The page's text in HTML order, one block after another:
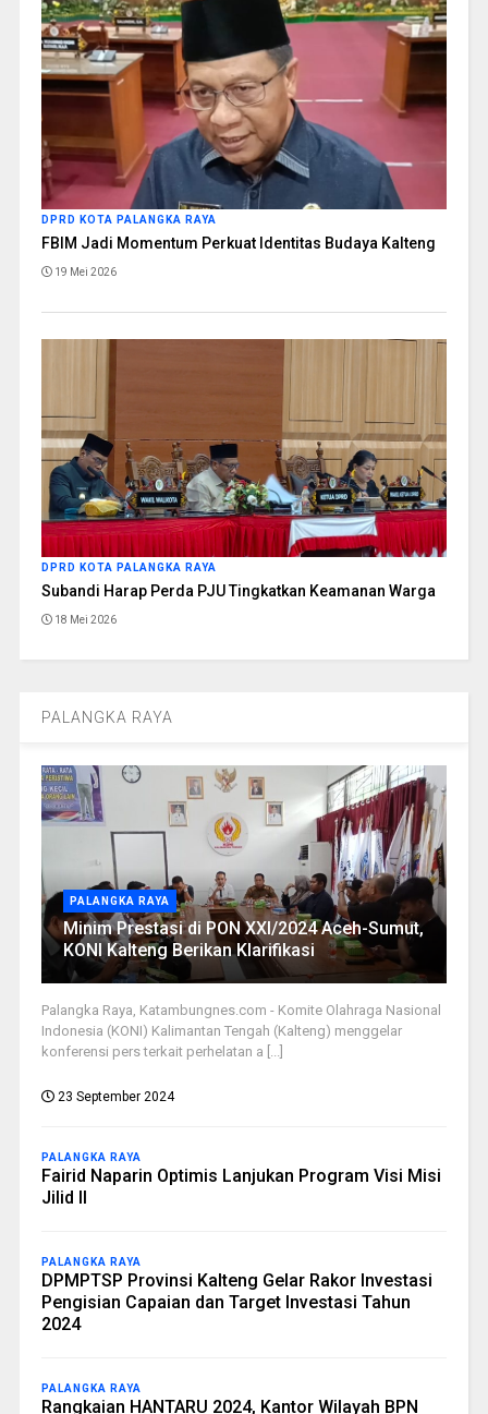
DPRD KOTA PALANGKA RAYA
FBIM Jadi Momentum Perkuat Identitas Budaya Kalteng
19 Mei 2026
DPRD KOTA PALANGKA RAYA
Subandi Harap Perda PJU Tingkatkan Keamanan Warga
18 Mei 2026
PALANGKA RAYA
PALANGKA RAYA
Minim Prestasi di PON XXI/2024 Aceh-Sumut,
KONI Kalteng Berikan Klarifikasi
Palangka Raya, Katambungnes.com - Komite Olahraga Nasional
Indonesia (KONI) Kalimantan Tengah (Kalteng) menggelar
konferensi pers terkait perhelatan a [...]
23 September 2024
PALANGKA RAYA
Fairid Naparin Optimis Lanjukan Program Visi Misi
Jilid II
PALANGKA RAYA
DPMPTSP Provinsi Kalteng Gelar Rakor Investasi
Pengisian Capaian dan Target Investasi Tahun
2024
PALANGKA RAYA
Rangkaian HANTARU 2024, Kantor Wilayah BPN